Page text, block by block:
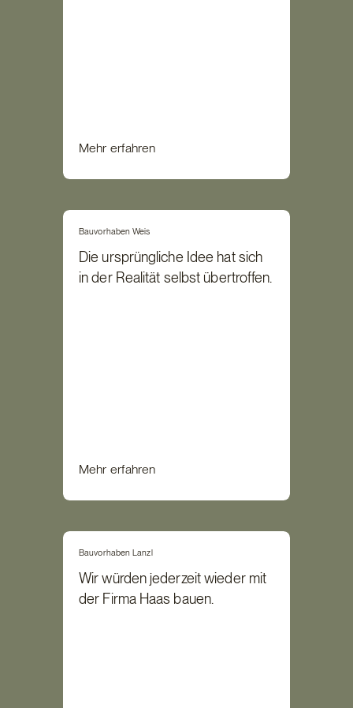
Mehr erfahren
Bauvorhaben Weis
Die ursprüngliche Idee hat sich
in der Realität selbst übertroffen.
Mehr erfahren
Bauvorhaben Lanzl
Wir würden jederzeit wieder mit
der Firma Haas bauen.